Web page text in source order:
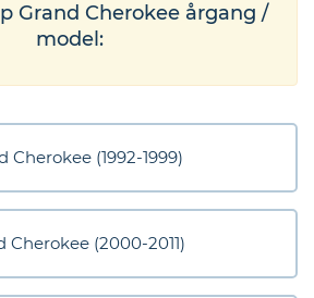
Grand Cherokee årgang /
model:
Cherokee (1992-1999)
Cherokee (2000-2011)